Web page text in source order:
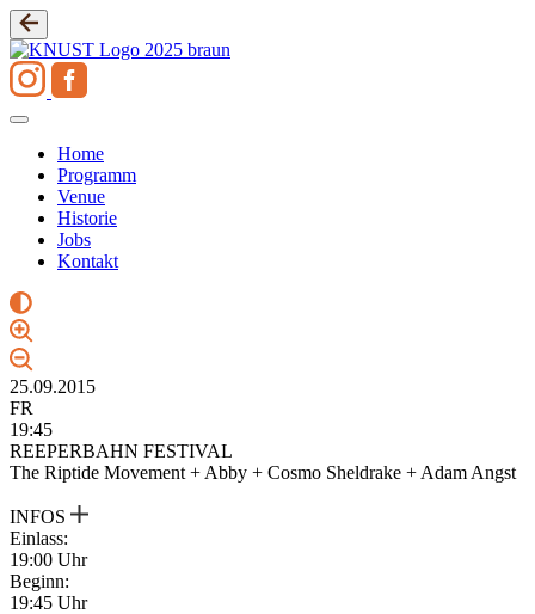
Zum
Inhalt
springen
Home
Programm
Venue
Historie
Jobs
Kontakt
25.09.2015
FR
19:45
REEPERBAHN FESTIVAL
The Riptide Movement + Abby + Cosmo Sheldrake + Adam Angst
INFOS
Einlass:
19:00 Uhr
Beginn:
19:45 Uhr